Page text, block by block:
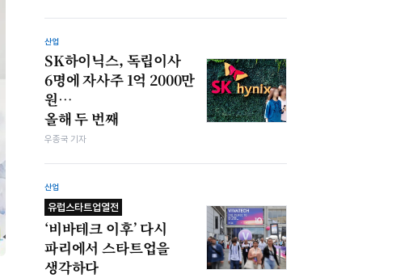
산업
SK하이닉스, 독립이사
6명에 자사주 1억 2000만
원…
올해 두 번째
우종국 기자
산업
유럽스타트업열전
‘비바테크 이후’ 다시
파리에서 스타트업을
생각하다